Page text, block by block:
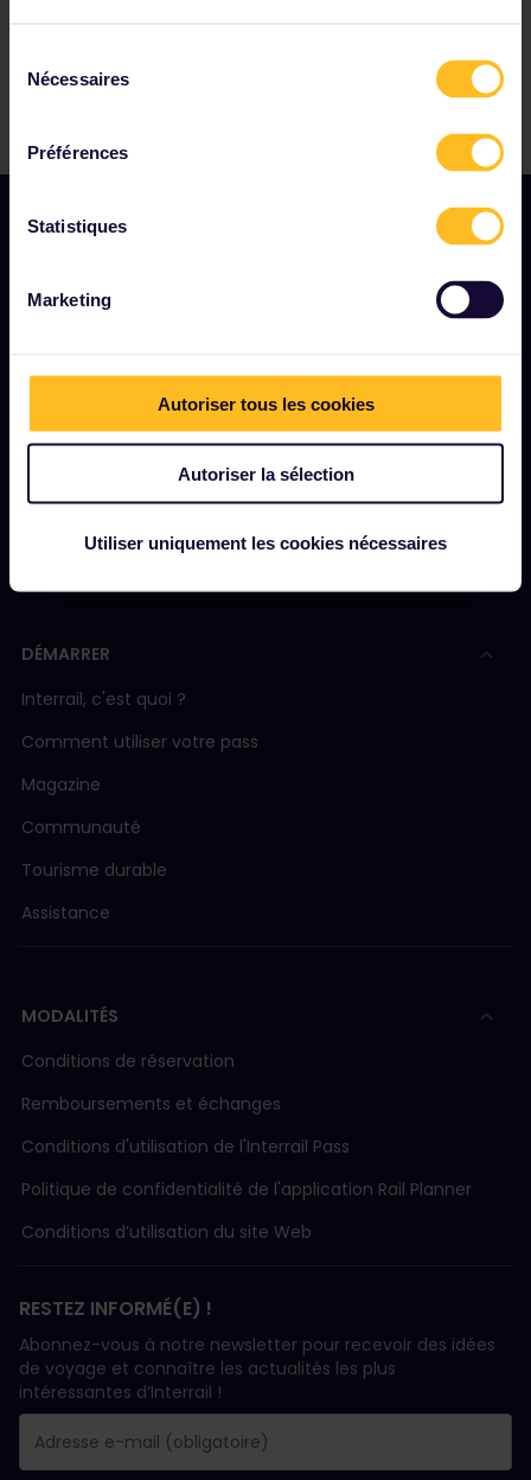
Nécessaires
Préférences
Statistiques
Marketing
Autoriser tous les cookies
Autoriser la sélection
Utiliser uniquement les cookies nécessaires
NOTRE SOCIÉTÉ
Nous recrutons
Devenez notre partenaire
Contenu sponsorisé et de marque
Rapport d'impact d'Interrail
DÉMARRER
Interrail, c'est quoi ?
Comment utiliser votre pass
Magazine
Communauté
Tourisme durable
Assistance
MODALITÉS
Conditions de réservation
Remboursements et échanges
Conditions d'utilisation de l'Interrail Pass
Politique de confidentialité de l'application Rail Planner
Conditions d’utilisation du site Web
RESTEZ INFORMÉ(E) !
Abonnez-vous à notre newsletter pour recevoir des idées
de voyage et connaître les actualités les plus
intéressantes d’Interrail !